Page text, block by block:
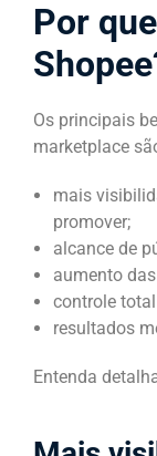
Por
Os principais
marketplace
mais
promover;
alcance de
aumento
controle
resultados
Entenda